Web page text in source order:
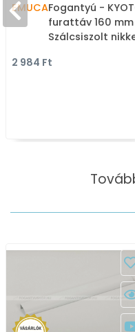
EMUCAFogantyú -
furattáv 160
Szálcsiszolt
Több méretben
2 984 Ft